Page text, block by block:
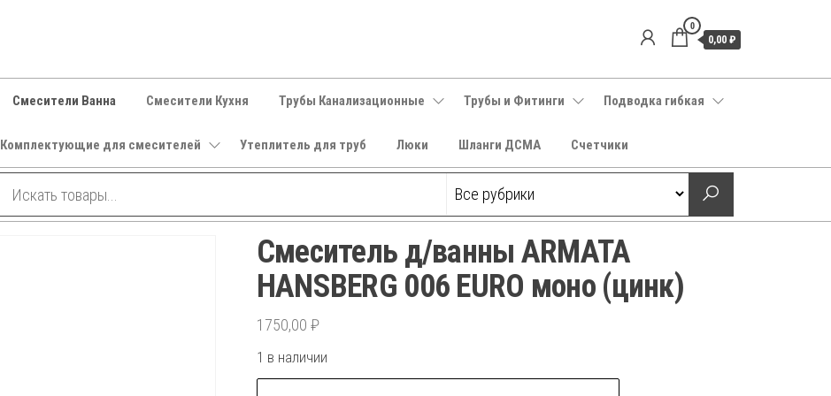
0
0,00 ₽
Смесители Ванна Смесители Кухня Трубы Канализационные Трубы и Фитинги Подводка гибкая
Комплектующие для смесителей Утеплитель для труб Люки Шланги ДСМА Счетчики
Смеситель д/ванны ARMATA
HANSBERG 006 EURO моно (цинк)
1750,00 ₽
1 в наличии